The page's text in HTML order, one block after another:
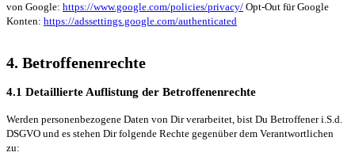
von Google: https://www.google.com/policies/privacy/ Opt-Out für Google
Konten: https://adssettings.google.com/authenticated
4. Betroffenenrechte
4.1 Detaillierte Auflistung der Betroffenenrechte
Werden personenbezogene Daten von Dir verarbeitet, bist Du Betroffener i.S.d.
DSGVO und es stehen Dir folgende Rechte gegenüber dem Verantwortlichen
zu: